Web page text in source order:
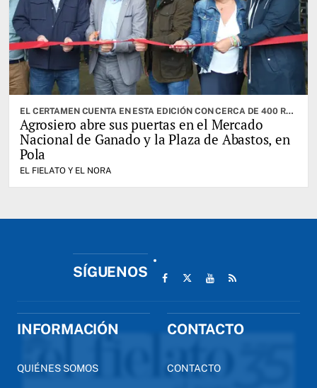
EL CERTAMEN CUENTA EN ESTA EDICIÓN CON CERCA DE 400 RESES. CABRANES ES EL CONCEJO INVITADO
Agrosiero abre sus puertas en el Mercado
Nacional de Ganado y la Plaza de Abastos, en
Pola
EL FIELATO Y EL NORA
SÍGUENOS
INFORMACIÓN
QUIÉNES SOMOS
CONTACTO
CONTACTO